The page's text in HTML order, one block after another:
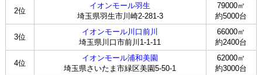
2位
イオンモール羽生
埼玉県羽生市川崎2-281-3
79000㎡
約5000台
3位
イオンモール川口前川
埼玉県川口市前川1-1-11
66000㎡
約2400台
4位
イオンモール浦和美園
埼玉県さいたま市緑区美園5-50-1
62000㎡
約3000台